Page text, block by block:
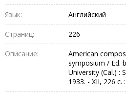
Язык: Английский
Страниц: 226
Описание:
American
symposium / Ed.
University (Cal.) :
1933. - XII, 226 с.